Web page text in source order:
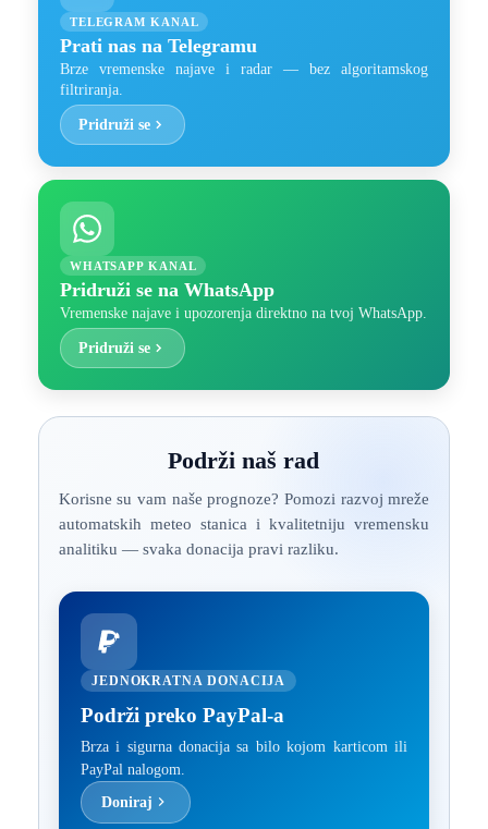
TELEGRAM KANAL
Prati nas na Telegramu
Brze vremenske najave i radar — bez algoritamskog
filtriranja.
Pridruži se
WHATSAPP KANAL
Pridruži se na WhatsApp
Vremenske najave i upozorenja direktno na tvoj WhatsApp.
Pridruži se
Podrži naš rad
Korisne su vam naše prognoze? Pomozi razvoj mreže
automatskih meteo stanica i kvalitetniju vremensku
analitiku — svaka donacija pravi razliku.
JEDNOKRATNA DONACIJA
Podrži preko PayPal-a
Brza i sigurna donacija sa bilo kojom karticom ili
PayPal nalogom.
Doniraj